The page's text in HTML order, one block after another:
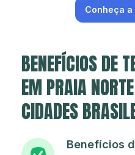
Conheça a
BENEFÍCIOS DE
EM PRAIA
CIDADES
Benefícios